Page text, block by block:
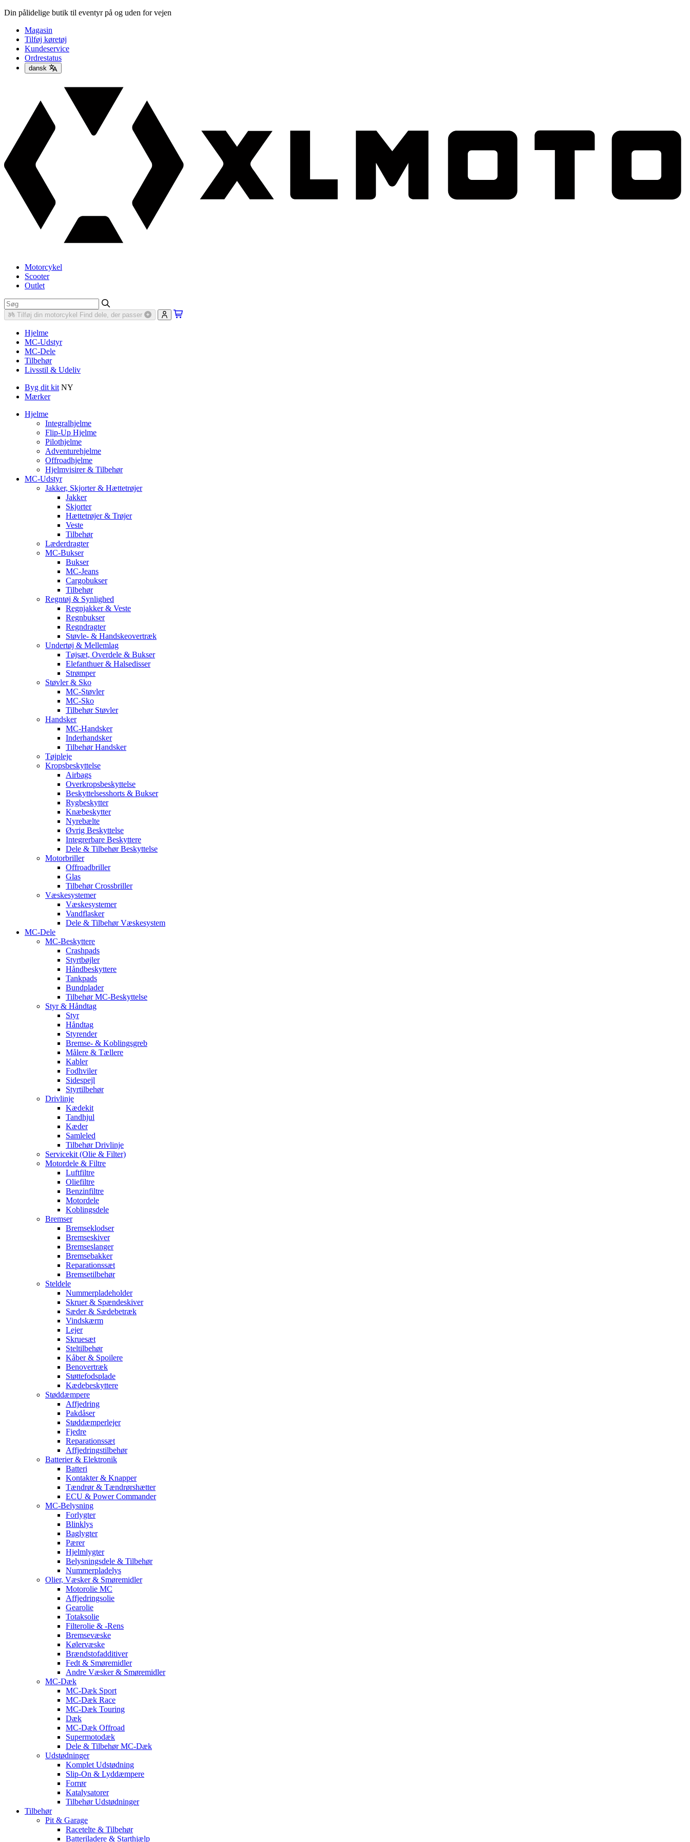
Din pålidelige butik til eventyr på og uden for vejen
Magasin
Tilføj køretøj
Kundeservice
Ordrestatus
dansk
Motorcykel
Scooter
Outlet
Tilføj din motorcykel Find dele, der passer
Hjelme
MC-Udstyr
MC-Dele
Tilbehør
Livsstil & Udeliv
Byg dit kit NY
Mærker
Hjelme
Integralhjelme
Flip-Up Hjelme
Pilothjelme
Adventurehjelme
Offroadhjelme
Hjelmvisirer & Tilbehør
MC-Udstyr
Jakker, Skjorter & Hættetrøjer
Jakker
Skjorter
Hættetrøjer & Trøjer
Veste
Tilbehør
Læderdragter
MC-Bukser
Bukser
MC-Jeans
Cargobukser
Tilbehør
Regntøj & Synlighed
Regnjakker & Veste
Regnbukser
Regndragter
Støvle- & Handskeovertræk
Undertøj & Mellemlag
Tøjsæt, Overdele & Bukser
Elefanthuer & Halsedisser
Strømper
Støvler & Sko
MC-Støvler
MC-Sko
Tilbehør Støvler
Handsker
MC-Handsker
Inderhandsker
Tilbehør Handsker
Tøjpleje
Kropsbeskyttelse
Airbags
Overkropsbeskyttelse
Beskyttelsesshorts & Bukser
Rygbeskytter
Knæbeskytter
Nyrebælte
Øvrig Beskyttelse
Integrerbare Beskyttere
Dele & Tilbehør Beskyttelse
Motorbriller
Offroadbriller
Glas
Tilbehør Crossbriller
Væskesystemer
Væskesystemer
Vandflasker
Dele & Tilbehør Væskesystem
MC-Dele
MC-Beskyttere
Crashpads
Styrtbøjler
Håndbeskyttere
Tankpads
Bundplader
Tilbehør MC-Beskyttelse
Styr & Håndtag
Styr
Håndtag
Styrender
Bremse- & Koblingsgreb
Målere & Tællere
Kabler
Fodhviler
Sidespejl
Styrtilbehør
Drivlinje
Kædekit
Tandhjul
Kæder
Samleled
Tilbehør Drivlinje
Servicekit (Olie & Filter)
Motordele & Filtre
Luftfiltre
Oliefiltre
Benzinfiltre
Motordele
Koblingsdele
Bremser
Bremseklodser
Bremseskiver
Bremseslanger
Bremsebakker
Reparationssæt
Bremsetilbehør
Steldele
Nummerpladeholder
Skruer & Spændeskiver
Sæder & Sædebetræk
Vindskærm
Lejer
Skruesæt
Steltilbehør
Kåber & Spoilere
Benovertræk
Støttefodsplade
Kædebeskyttere
Støddæmpere
Affjedring
Pakdåser
Støddæmperlejer
Fjedre
Reparationssæt
Affjedringstilbehør
Batterier & Elektronik
Batteri
Kontakter & Knapper
Tændrør & Tændrørshætter
ECU & Power Commander
MC-Belysning
Forlygter
Blinklys
Baglygter
Pærer
Hjelmlygter
Belysningsdele & Tilbehør
Nummerpladelys
Olier, Væsker & Smøremidler
Motorolie MC
Affjedringsolie
Gearolie
Totaksolie
Filterolie & -Rens
Bremsevæske
Kølervæske
Brændstofadditiver
Fedt & Smøremidler
Andre Væsker & Smøremidler
MC-Dæk
MC-Dæk Sport
MC-Dæk Race
MC-Dæk Touring
Dæk
MC-Dæk Offroad
Supermotodæk
Dele & Tilbehør MC-Dæk
Udstødninger
Komplet Udstødning
Slip-On & Lyddæmpere
Forrør
Katalysatorer
Tilbehør Udstødninger
Tilbehør
Pit & Garage
Racetelte & Tilbehør
Batteriladere & Starthjælp